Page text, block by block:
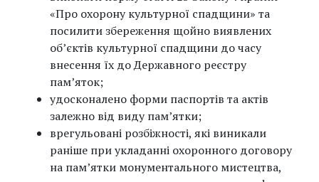
«Про охорону культурної спадщини» та
посилити збереження щойно виявлених
об’єктів культурної спадщини до часу
внесення їх до Державного реєстру
пам’яток;
удосконалено форми паспортів та актів
залежно від виду пам’ятки;
врегульовані розбіжності, які виникали
раніше при укладанні охоронного договору
на пам’ятки монументального мистецтва,